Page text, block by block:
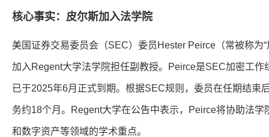
核心事实：皮尔斯加入法学院
美国证券交易委员会（SEC）委员Hester Peirce（常被称为
加入Regent大学法学院担任副教授。Peirce是SEC加密工作
已于2025年6月正式到期。根据SEC规则，委员在任期结束
务约18个月。Regent大学在公告中表示，Peirce将协助法学
和数字资产等领域的学术重点。